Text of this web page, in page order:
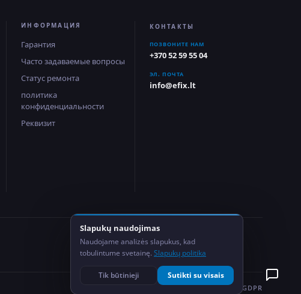
ИНФОРМАЦИЯ
Гарантия
Часто задаваемые вопросы
Статус ремонта
политика
конфиденциальности
Реквизит
КОНТАКТЫ
ПОЗВОНИТЕ НАМ
+370 52 59 55 04
ЭЛ. ПОЧТА
info@efix.lt
2
Сервисных центра
ПОЛИТИКА КОНФИДЕНЦИАЛЬНОСТИ GDPR
Slapukų naudojimas
Naudojame analizės slapukus, kad
tobulintume svetainę. Slapukų politika
Tik būtinieji Sutikti su visais